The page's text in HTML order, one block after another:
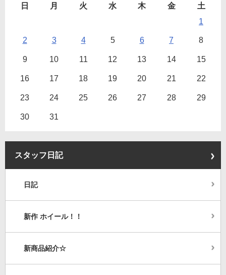
日 月 火 水 木 金
土
1
2 3 4 5 6 7 8
9 10 11 12 13 14 15
16 17 18 19 20 21 22
23 24 25 26 27 28 29
30 31
スタッフ日記
日記
新作 ホイール！！
新商品紹介☆